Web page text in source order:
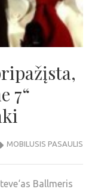
7“
MOBILUSIS PASAULIS
Ballmeris